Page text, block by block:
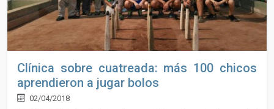
Clínica sobre cuatreada: más 100 chicos
aprendieron a jugar bolos
02/04/2018